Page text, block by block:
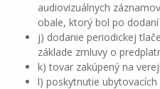
audiovizuálnych
obale, ktorý bol po
j) dodanie periodickej
základe zmluvy o
k) tovar zakúpený na
l) poskytnutie